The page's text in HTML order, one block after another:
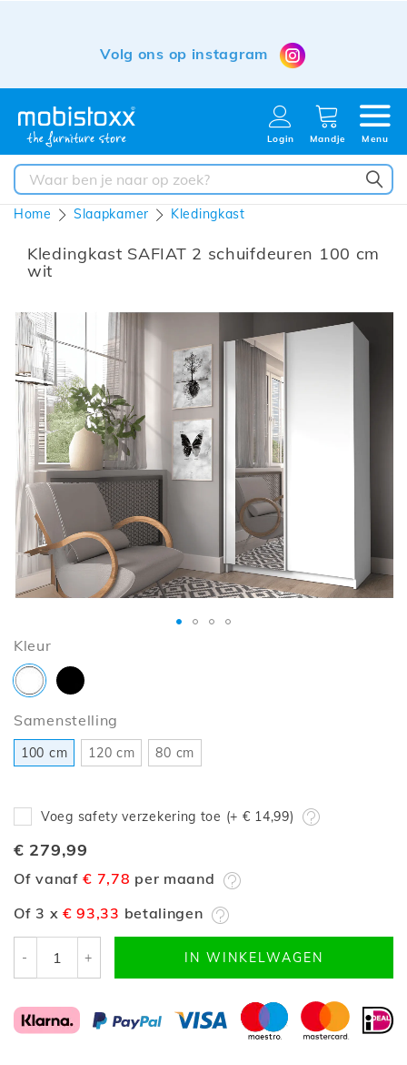
Volg ons op instagram
Login Mandje Menu
Home Slaapkamer Kledingkast
Kledingkast SAFIAT 2 schuifdeuren 100 cm
wit
Ga
naar
het
einde
van
de
afbeeldingen-
gallerij
Ga
naar
het
van
de
afbeeldingen-
Kleur
Samenstelling
100 cm 120 cm 80 cm
Voeg safety verzekering toe (+ € 14,99)
€ 279,99
Of vanaf€ 7,78 per maand
Of 3 x € 93,33 betalingen
- + IN WINKELWAGEN